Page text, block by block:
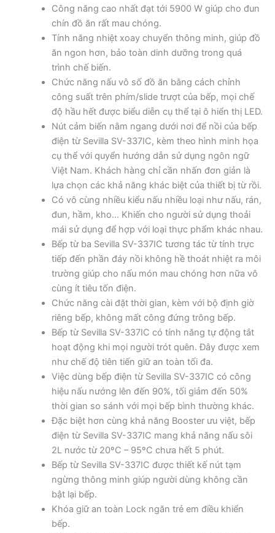
Công năng cao nhất đạt tới 5900 W giúp cho đun
chín đồ ăn rất mau chóng.
Tính năng nhiệt xoay chuyển thông minh, giúp đồ
ăn ngon hơn, bảo toàn dinh dưỡng trong quá
trình chế biến.
Chức năng nấu vô số đồ ăn bằng cách chỉnh
công suất trên phím/slide trượt của bếp, mọi chế
độ hầu hết được biểu diễn cụ thể tại ô hiển thị LED.
Nút cảm biến nằm ngang dưới nơi để nồi của bếp
điện từ Sevilla SV-337IC, kèm theo hình minh họa
cụ thể với quyển hướng dẫn sử dụng ngôn ngữ
Việt Nam. Khách hàng chỉ cần nhấn đơn giản là
lựa chọn các khả năng khác biệt của thiết bị từ rồi.
Có vô cùng nhiều kiểu nấu nhiều loại như nấu, rán,
đun, hầm, kho… Khiến cho người sử dụng thoải
mái sử dụng để hợp với loại thực phẩm khác nhau.
Bếp từ ba Sevilla SV-337IC tương tác từ tính trực
tiếp đến phần đáy nồi không hề thoát nhiệt ra môi
trường giúp cho nấu món mau chóng hơn nữa vô
cùng ít tiêu tốn điện.
Chức năng cài đặt thời gian, kèm với bộ định giờ
riêng bếp, không mất công đứng trông bếp.
Bếp từ Sevilla SV-337IC có tính năng tự động tắt
hoạt động khi mọi người trót quên. Đây được xem
như chế độ tiên tiến giữ an toàn tối đa.
Việc dùng bếp điện từ Sevilla SV-337IC có công
hiệu nấu nướng lên đến 90%, tối giảm đến 50%
thời gian so sánh với mọi bếp bình thường khác.
Đặc biệt hơn cùng khả năng Booster ưu việt, bếp
điện từ Sevilla SV-337IC mang khả năng nấu sôi
2L nước từ 20ºC – 95ºC chưa hết 5 phút.
Bếp từ Sevilla SV-337IC được thiết kế nút tạm
ngừng thông minh giúp người dùng không cần
bật lại bếp.
Khóa giữ an toàn Lock ngăn trẻ em điều khiển
bếp.